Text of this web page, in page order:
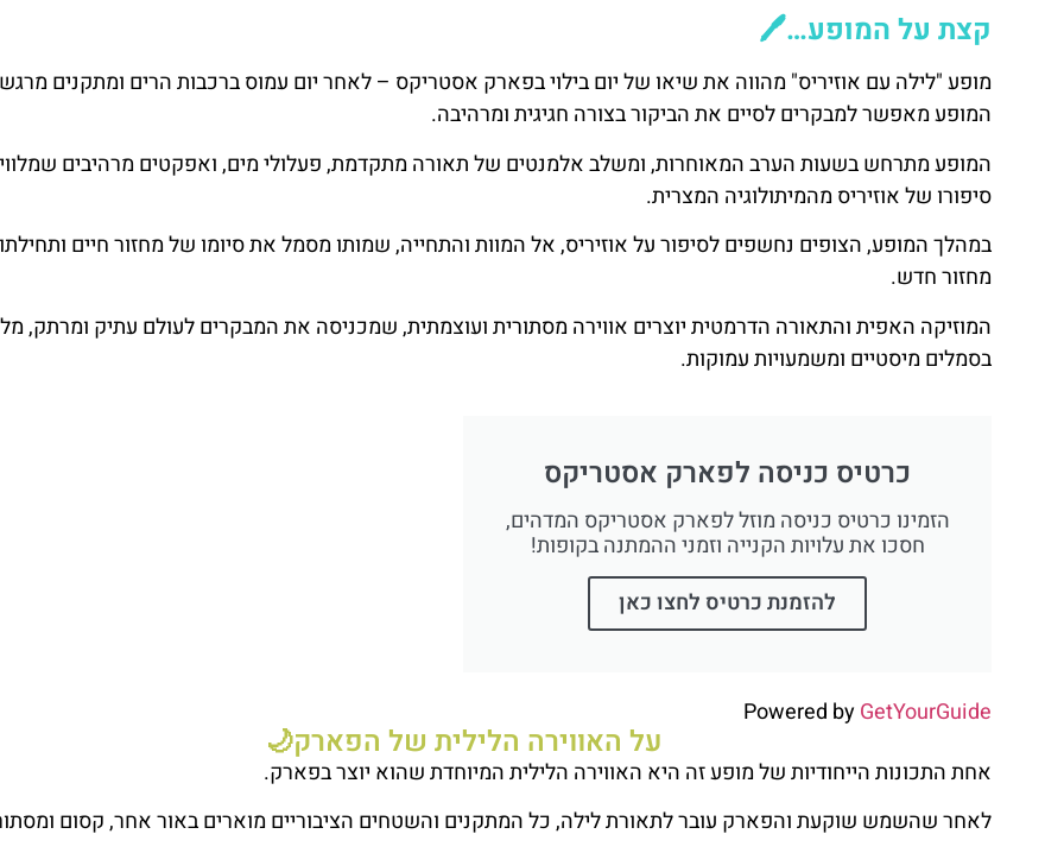
קצת על המופע…🖊️
מופע "לילה עם אוזיריס" מהווה את שיאו של יום בילוי בפארק אסטריקס – לאחר יום עמוס ברכבות הרים ומתקנים
המופע מאפשר למבקרים לסיים את הביקור בצורה חגיגית ומרהיבה.
המופע מתרחש בשעות הערב המאוחרות, ומשלב אלמנטים של תאורה מתקדמת, פעלולי מים, ואפקטים מרהיבים
סיפורו של אוזיריס מהמיתולוגיה המצרית.
במהלך המופע, הצופים נחשפים לסיפור על אוזיריס, אל המוות והתחייה, שמותו מסמל את סיומו של מחזור חיים
מחזור חדש.
המוזיקה האפית והתאורה הדרמטית יוצרים אווירה מסתורית ועוצמתית, שמכניסה את המבקרים לעולם עתיק ומרתק,
בסמלים מיסטיים ומשמעויות עמוקות.
כרטיס כניסה לפארק אסטריקס
הזמינו כרטיס כניסה מוזל לפארק אסטריקס המדהים,
חסכו את עלויות הקנייה וזמני ההמתנה בקופות!
להזמנת כרטיס לחצו כאן
Powered byGetYourGuide
על האווירה הלילית של הפארק🌙
אחת התכונות הייחודיות של מופע זה היא האווירה הלילית המיוחדת שהוא יוצר בפארק.
לאחר שהשמש שוקעת והפארק עובר לתאורת לילה, כל המתקנים והשטחים הציבוריים מוארים באור אחר, קסום
רכב
השוואת מחירים
מציאת מלון
רכישת